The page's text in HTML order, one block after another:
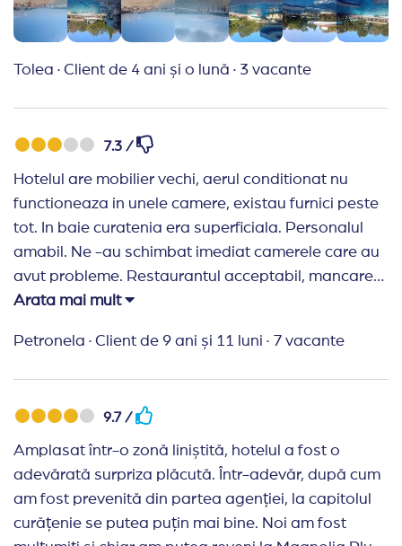
persoana.Plaja fiind la câteva sute de metri este o
plaja superbă și apa super curata. O vacanță
Tolea · Client de 4 ani și o lună · 3 vacante
7.3 /
Hotelul are mobilier vechi, aerul conditionat nu
functioneaza in unele camere, existau furnici peste
tot. In baie curatenia era superficiala. Personalul
amabil. Ne -au schimbat imediat camerele care au
avut probleme. Restaurantul acceptabil, mancare
diversificata, mesele erau imediat debarasate,
recomand acest hotel celor care au copii mici
rulanta. Plus pentru piscina. Curata, mare, ambient
placut.
Recomand Travelplanner:Calatoresc de mult timp
cu Travel Planner. Sunt foarte multumita de
serviciile oferite , de promptitudinea si amabilitatea
Arata mai mult
Petronela · Client de 9 ani și 11 luni · 7 vacante
9.7 /
Amplasat într-o zonă liniștită, hotelul a fost o
adevărată surpriza plăcută. Într-adevăr, după cum
am fost prevenită din partea agenției, la capitolul
curățenie se putea puțin mai bine. Noi am fost